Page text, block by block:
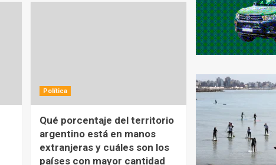
Política
Qué porcentaje del territorio
argentino está en manos
extranjeras y cuáles son los
países con mayor cantidad